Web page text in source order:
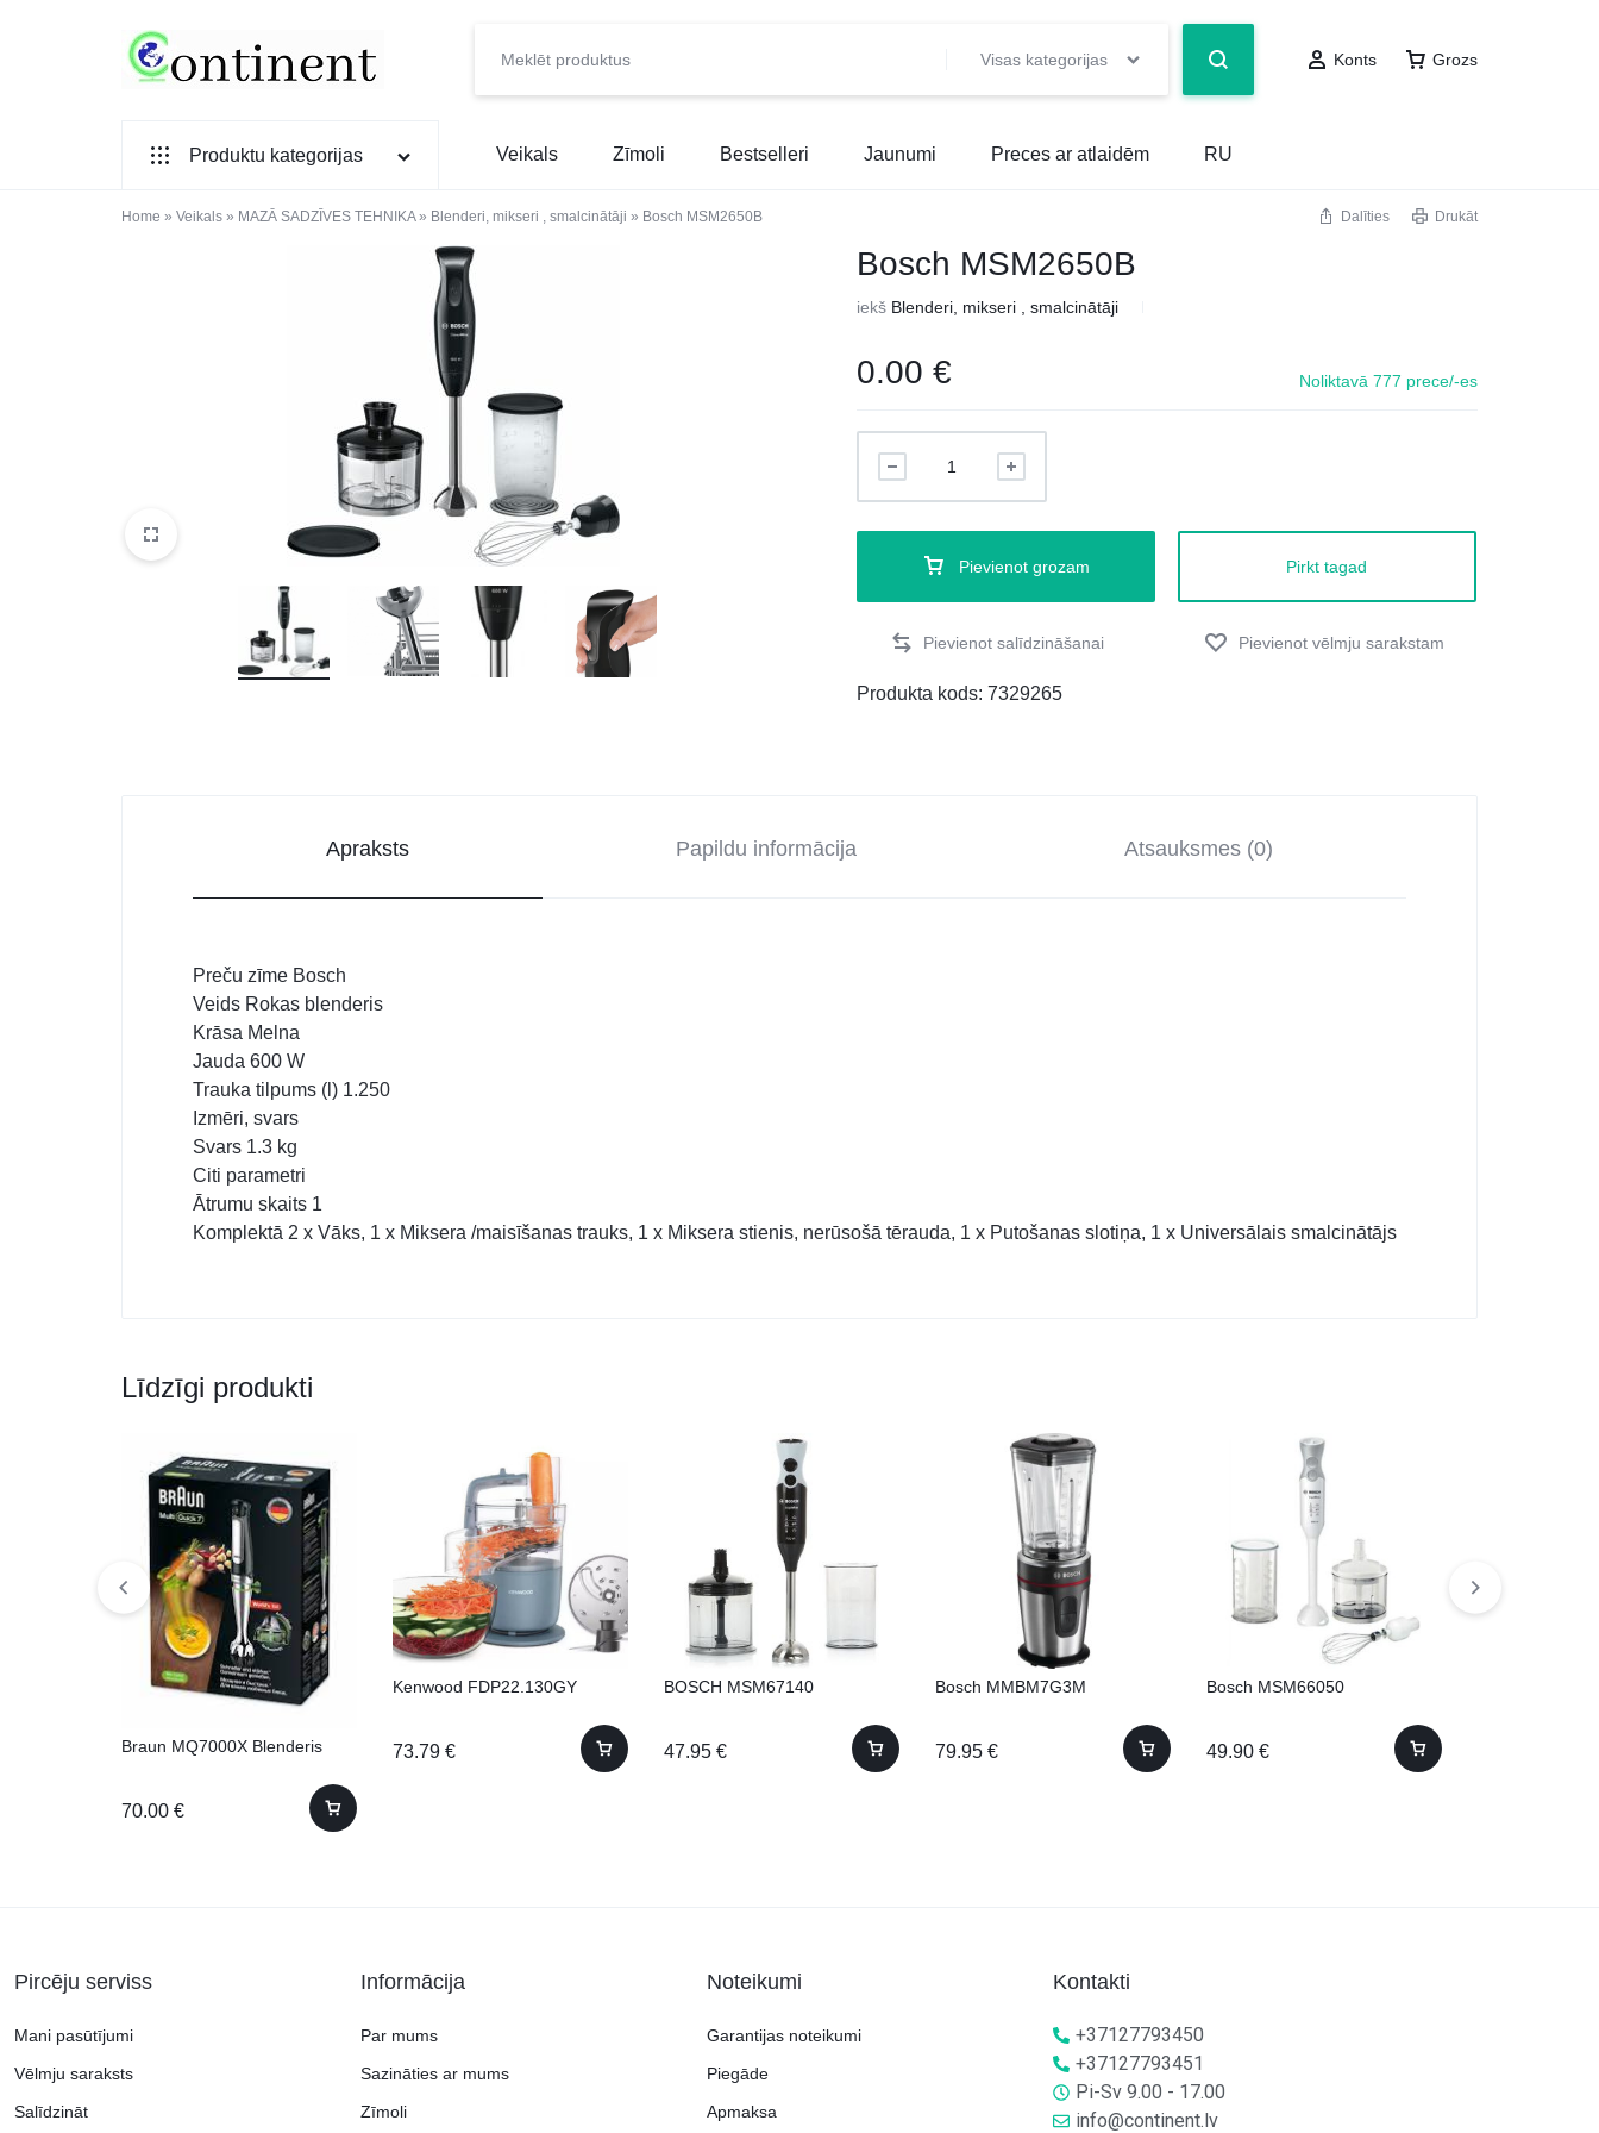
PREČU
INTERNETVEIKALS
Visas kategorijas Konts Grozs
Produktu kategorijas
SADZĪVES TEHNIKA
SKAISTUMAM UN VESELĪBAI
DATORTEHNIKA, PRECES
Veikals Zīmoli Bestselleri Jaunumi Preces ar atlaidēm RU
Home » Veikals » MAZĀ SADZĪVES TEHNIKA» Blenderi, mikseri , smalcinātāji » Bosch MSM2650B Dalīties Drukāt
Bosch MSM2650B
iekš Blenderi, mikseri , smalcinātāji
0.00€ Noliktavā 777 prece/-es
Pievienot grozam Pirkt tagad
Produkta kods:7329265
Apraksts Papildu informācija Atsauksmes (0)
Preču zīme Bosch
Veids Rokas blenderis
Krāsa Melna
Jauda 600 W
Trauka tilpums (l) 1.250
Izmēri, svars
Svars 1.3 kg
Citi parametri
Ātrumu skaits 1
Komplektā 2 x Vāks, 1 x Miksera /maisīšanas trauks, 1 x Miksera stienis, nerūsošā tērauda, 1 x Putošanas slotiņa, 1 x Universālais smalcinātājs
Līdzīgi produkti
Braun MQ7000X Blenderis
70.00 €
Kenwood FDP22.130GY
73.79 €
BOSCH MSM67140
47.95 €
Bosch MMBM7G3M
79.95 €
Bosch MSM66050
49.90 €
Pircēju serviss
Mani pasūtījumi
Vēlmju saraksts
Salīdzināt
Informācija
Par mums
Sazināties ar mums
Zīmoli
Noteikumi
Garantijas noteikumi
Piegāde
Apmaksa
Kontakti
+37127793450
+37127793451
Pi-Sv 9.00 - 17.00
info@continent.lv